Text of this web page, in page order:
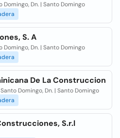
Domingo, Dn. | Santo Domingo
S. A
Domingo, Dn. | Santo Domingo
De La Construccion
Santo Domingo, Dn. | Santo Domingo
S.r.l